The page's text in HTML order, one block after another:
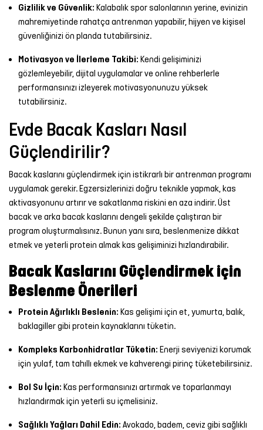
Gizlilik ve Güvenlik: Kalabalık spor salonlarının yerine, evinizin
mahremiyetinde rahatça antrenman yapabilir, hijyen ve kişisel
güvenliğinizi ön planda tutabilirsiniz.
Motivasyon ve İlerleme Takibi: Kendi gelişiminizi
gözlemleyebilir, dijital uygulamalar ve online rehberlerle
performansınızı izleyerek motivasyonunuzu yüksek
tutabilirsiniz.
Evde Bacak Kasları Nasıl
Güçlendirilir?
Bacak kaslarını güçlendirmek için istikrarlı bir antrenman programı
uygulamak gerekir. Egzersizlerinizi doğru teknikle yapmak, kas
aktivasyonunu artırır ve sakatlanma riskini en aza indirir. Üst
bacak ve arka bacak kaslarını dengeli şekilde çalıştıran bir
program oluşturmalısınız. Bunun yanı sıra, beslenmenize dikkat
etmek ve yeterli protein almak kas gelişiminizi hızlandırabilir.
Bacak Kaslarını Güçlendirmek için
Beslenme Önerileri
Protein Ağırlıklı Beslenin: Kas gelişimi için et, yumurta, balık,
baklagiller gibi protein kaynaklarını tüketin.
Kompleks Karbonhidratlar Tüketin: Enerji seviyenizi korumak
için yulaf, tam tahıllı ekmek ve kahverengi pirinç tüketebilirsiniz.
Bol Su İçin: Kas performansınızı artırmak ve toparlanmayı
hızlandırmak için yeterli su içmelisiniz.
Sağlıklı Yağları Dahil Edin: Avokado, badem, ceviz gibi sağlıklı